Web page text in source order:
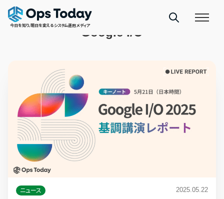
今日を知り、明日を変えるシステム運用メディアGoogle I/O
ニュース 2025.05.22